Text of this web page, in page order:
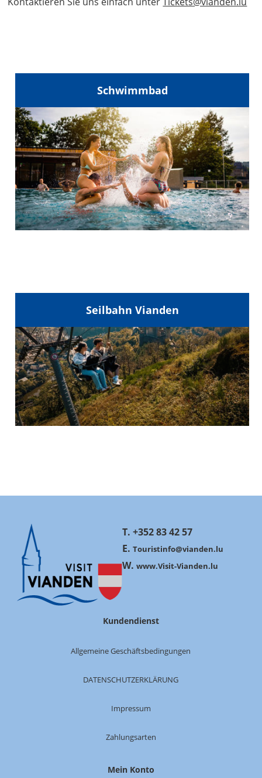
Schwimmbad
Seilbahn Vianden
T. +352 83 42 57
E.Touristinfo@vianden.lu
W.www.Visit-Vianden.lu
Kundendienst
Allgemeine Geschäftsbedingungen
DATENSCHUTZERKLÄRUNG
Impressum
Zahlungsarten
Mein Konto